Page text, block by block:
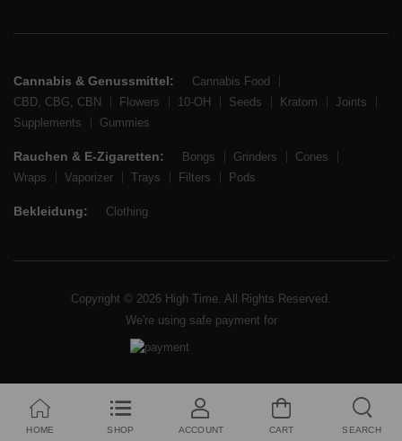
Cannabis & Genussmittel:
Cannabis Food
CBD, CBG, CBN
Flowers 10-OH Seeds Kratom
Joints
Supplements
Gummies
Rauchen & E-Zigaretten: Bongs Grinders
Cones
Wraps
Vaporizer Trays Filters Pods
Bekleidung: Clothing
Copyright © 2026 High Time. All Rights Reserved.
We're using safe payment for
HOME SHOP ACCOUNT CART SEARCH